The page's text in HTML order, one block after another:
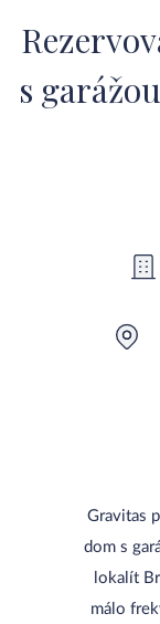
s
Gravitas
dom s
lokalít
málo